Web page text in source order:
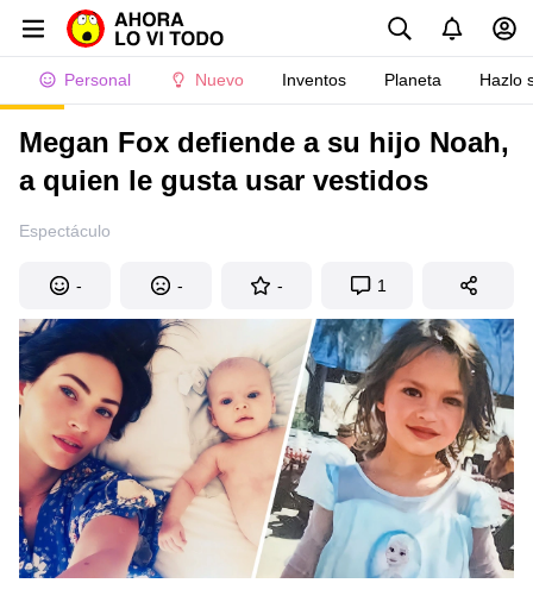
Personal Nuevo Inventos Planeta Hazlo
Megan Fox defiende a su hijo Noah,
a quien le gusta usar vestidos
Espectáculo
- - - 1